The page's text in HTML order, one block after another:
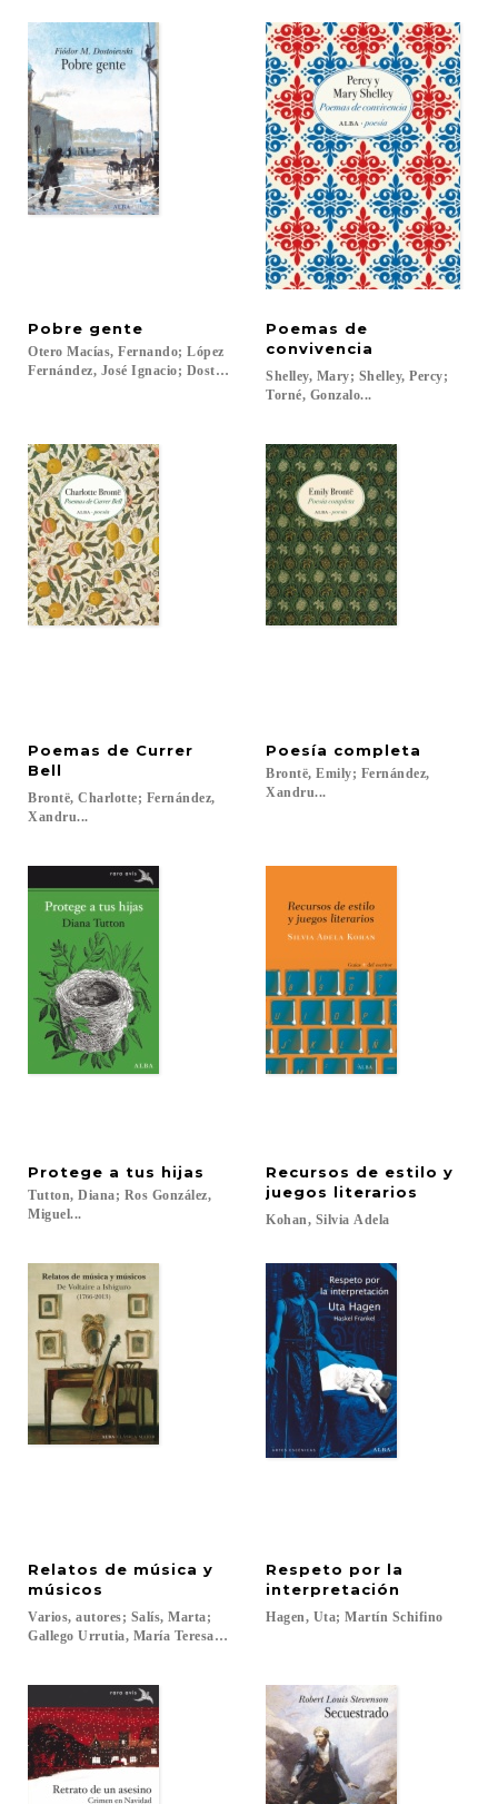
Pobre gente
Otero Macías, Fernando; López
Fernández, José Ignacio; Dostoievski, Fiódor M....
Poemas de
convivencia
Shelley, Mary; Shelley, Percy;
Torné, Gonzalo...
Poemas de Currer
Bell
Brontë, Charlotte; Fernández,
Xandru...
Poesía completa
Brontë, Emily; Fernández,
Xandru...
Protege a tus hijas
Tutton, Diana; Ros González,
Miguel...
Recursos de estilo y
juegos literarios
Kohan, Silvia Adela
Relatos de música y
músicos
Varios, autores; Salís, Marta;
Gallego Urrutia, María Teresa; García Gallego, Amaya; Temprano
Respeto por la
interpretación
Hagen, Uta; Martín Schifino